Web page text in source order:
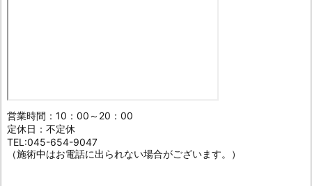
営業時間：10：00～20：00
定休日：不定休
TEL:045-654-9047
（施術中はお電話に出られない場合がございます。）